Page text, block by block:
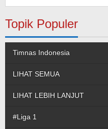
Topik Populer
Timnas Indonesia
LIHAT SEMUA
LIHAT LEBIH LANJUT
#Liga 1